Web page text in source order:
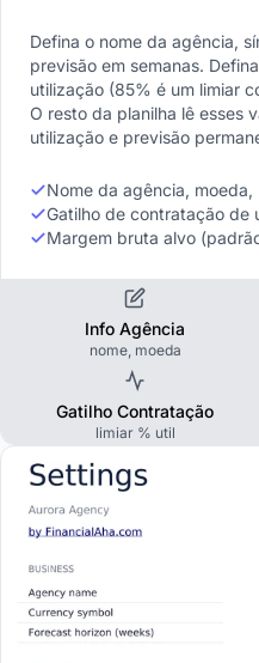
Defina o nome da agência,
previsão em semanas.
utilização (85% é um limiar
O resto da planilha lê esses
utilização e previsão
Nome da agência,
Gatilho de contratação de
Margem bruta alvo
Info Agência
nome, moeda
Gatilho Contratação
limiar % util